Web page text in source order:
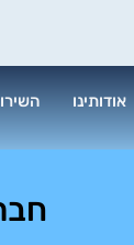
אודותינו